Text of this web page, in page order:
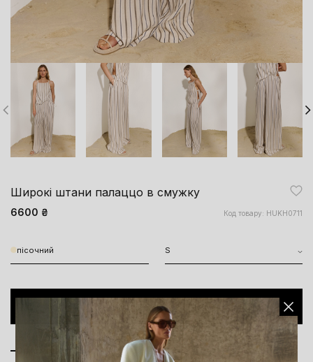
Широкі штани палаццо в смужку
6600 ₴ Код товару: HUKH0711
пісочний S
ДОДАТИ ДО КОШИКА
Опис моделі